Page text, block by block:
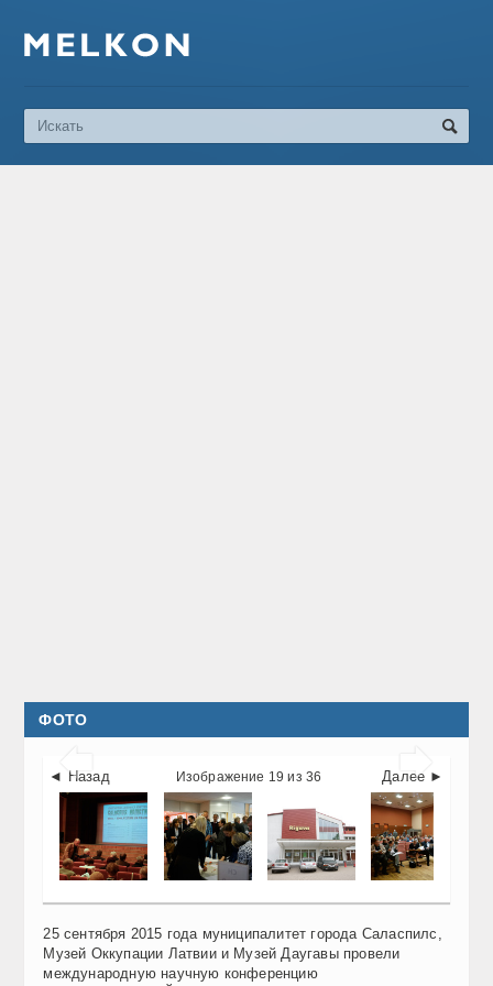
ФОТО
 
◄ Назад Далее ►
Изображение 19 из 36
25 сентября 2015 года муниципалитет города Саласпилс,
Музей Оккупации Латвии и Музей Даугавы провели
международную научную конференцию